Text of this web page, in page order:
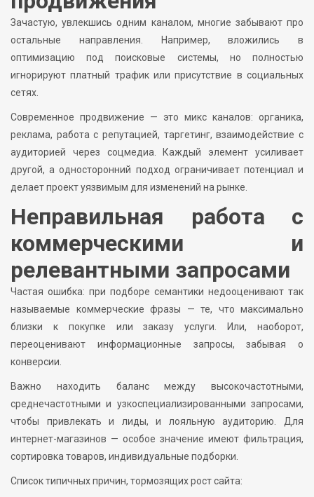
Зачастую, увлекшись одним каналом, многие забывают про
остальные направления. Например, вложились в
оптимизацию под поисковые системы, но полностью
игнорируют платный трафик или присутствие в социальных
сетях.
Современное продвижение — это микс каналов: органика,
реклама, работа с репутацией, таргетинг, взаимодействие с
аудиторией через соцмедиа. Каждый элемент усиливает
другой, а односторонний подход ограничивает потенциал и
делает проект уязвимым для изменений на рынке.
Неправильная работа с
коммерческими и
релевантными запросами
Частая ошибка: при подборе семантики недооценивают так
называемые коммерческие фразы — те, что максимально
близки к покупке или заказу услуги. Или, наоборот,
переоценивают информационные запросы, забывая о
конверсии.
Важно находить баланс между высокочастотными,
среднечастотными и узкоспециализированными запросами,
чтобы привлекать и лиды, и лояльную аудиторию. Для
интернет-магазинов — особое значение имеют фильтрация,
сортировка товаров, индивидуальные подборки.
Список типичных причин, тормозящих рост сайта: